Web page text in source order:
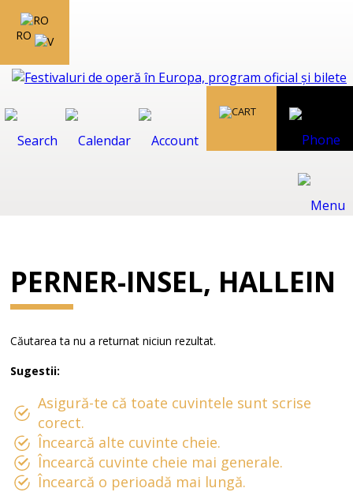
RO
PERNER-INSEL, HALLEIN
Căutarea ta nu a returnat niciun rezultat.
Sugestii:
Asigură-te că toate cuvintele sunt scrise
corect.
Încearcă alte cuvinte cheie.
Încearcă cuvinte cheie mai generale.
Încearcă o perioadă mai lungă.